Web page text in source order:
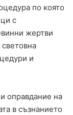
по която
с
жертви
и
оправдание на
в съзнанието